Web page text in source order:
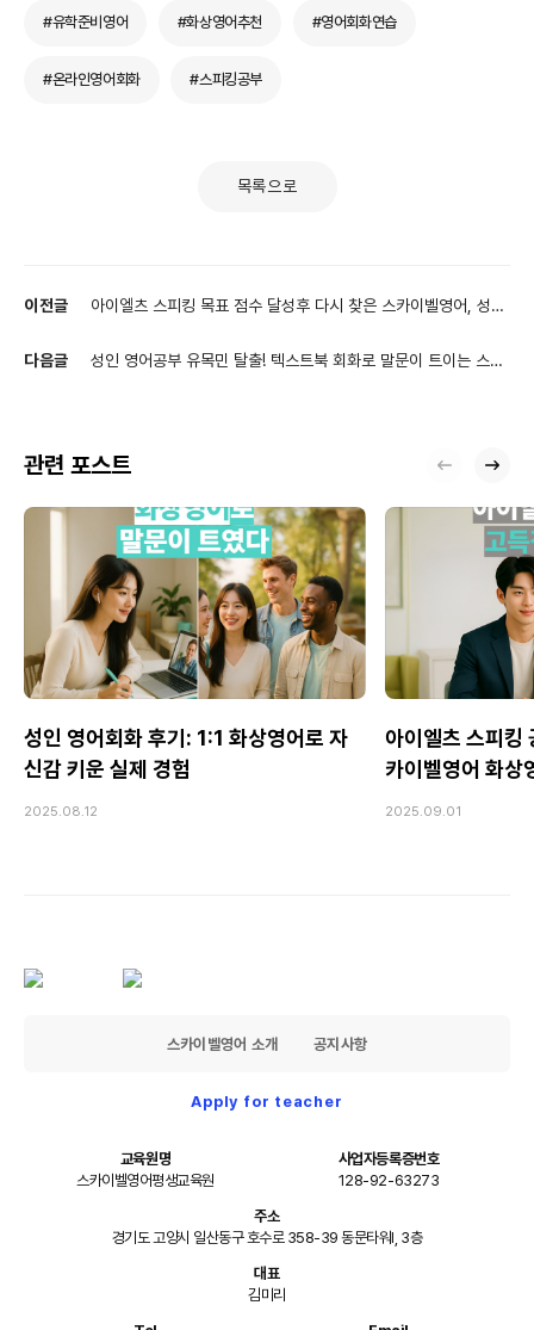
#유학준비영어 #화상영어추천 #영어회화연습
#온라인영어회화 #스피킹공부
목록으로
이전글
아이엘츠 스피킹 목표 점수 달성후 다시 찾은 스카이벨영어, 성인
다음글
성인 영어공부 유목민 탈출! 텍스트북 회화로 말문이 트이는 스카
관련 포스트
성인 영어회화 후기: 1:1 화상영어로 자
신감 키운 실제 경험
2025.08.12
아이엘츠 스피킹
카이벨영어 화상
2025.09.01
스카이벨영어 소개 공지사항
Apply for teacher
교육원명
스카이벨영어평생교육원
사업자등록증번호
128-92-63273
주소
경기도 고양시 일산동구 호수로 358-39 동문타워I, 3층
대표
김미리